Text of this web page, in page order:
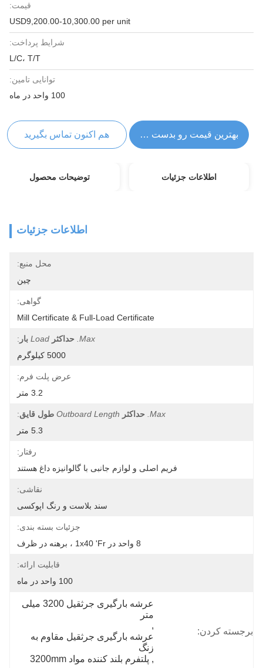
قیمت:
USD9,200.00-10,300.00 per unit
شرایط پرداخت:
L/C، T/T
توانایی تامین:
100 واحد در ماه
بهترین قیمت رو بدست بیار هم اکنون تماس بگیرید
اطلاعات جزئیات توضیحات محصول
اطلاعات جزئیات
محل منبع:
چین
گواهی:
Mill Certificate & Full-Load Certificate
Max. حداکثر Load بار:
5000 کیلوگرم
عرض پلت فرم:
3.2 متر
Max. حداکثر Outboard Length طول قایق:
5.3 متر
رفتار:
فریم اصلی و لوازم جانبی با گالوانیزه داغ هستند
نقاشی:
سند بلاست و رنگ اپوکسی
جزئیات بسته بندی:
قابلیت ارائه:
100 واحد در ماه
برجسته کردن:
عرشه بارگیری جرثقیل 3200 میلی
متر
,
عرشه بارگیری جرثقیل مقاوم به
زنگ
, پلتفرم بلند کننده مواد 3200mm